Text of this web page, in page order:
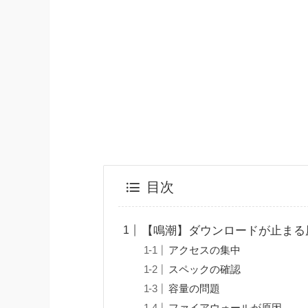
目次
【鳴潮】ダウンロードが止ま
アクセスの集中
スペックの確認
容量の問題